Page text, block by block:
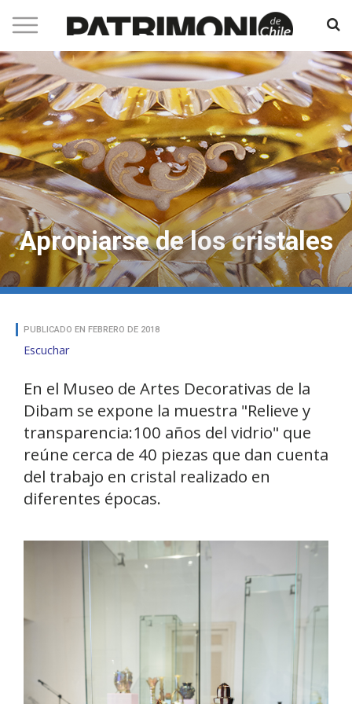
Apropiarse de los cristales
PUBLICADO EN FEBRERO DE 2018
Escuchar
En el Museo de Artes Decorativas de la
Dibam se expone la muestra "Relieve y
transparencia:100 años del vidrio" que
reúne cerca de 40 piezas que dan cuenta
del trabajo en cristal realizado en
diferentes épocas.